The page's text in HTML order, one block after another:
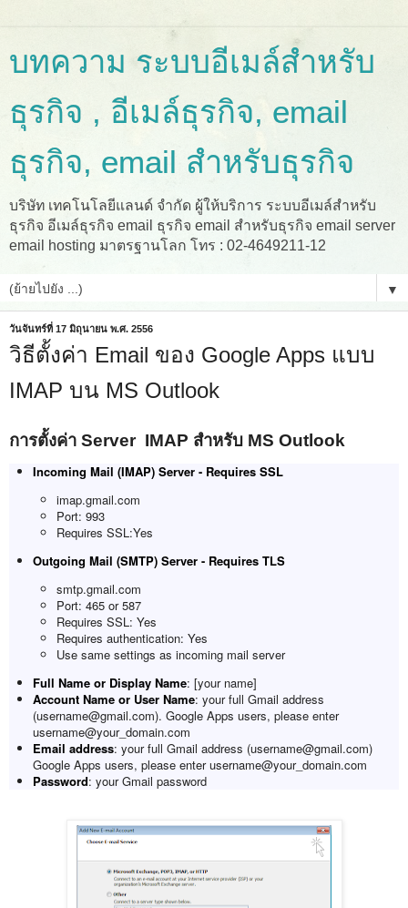
บทความ ระบบอีเมล์สำหรับ
ธุรกิจ , อีเมล์ธุรกิจ, email
ธุรกิจ, email สำหรับธุรกิจ
บริษัท เทคโนโลยีแลนด์ จำกัด ผู้ให้บริการ ระบบอีเมล์สำหรับ
ธุรกิจ อีเมล์ธุรกิจ email ธุรกิจ email สำหรับธุรกิจ email server
email hosting มาตรฐานโลก โทร : 02-4649211-12
▼
วันจันทร์ที่ 17 มิถุนายน พ.ศ. 2556
วิธีตั้งค่า Email ของ Google Apps แบบ
IMAP บน MS Outlook
การตั้งค่า Server IMAP สำหรับ MS Outlook
Incoming Mail (IMAP) Server - Requires SSL
imap.gmail.com
Port: 993
Requires SSL:Yes
Outgoing Mail (SMTP) Server - Requires TLS
smtp.gmail.com
Port: 465 or 587
Requires SSL: Yes
Requires authentication: Yes
Use same settings as incoming mail server
Full Name or Display Name: [your name]
Account Name or User Name: your full Gmail address
(username@gmail.com). Google Apps users, please enter
username@your_domain.com
Email address: your full Gmail address (username@gmail.com)
Google Apps users, please enter username@your_domain.com
Password: your Gmail password